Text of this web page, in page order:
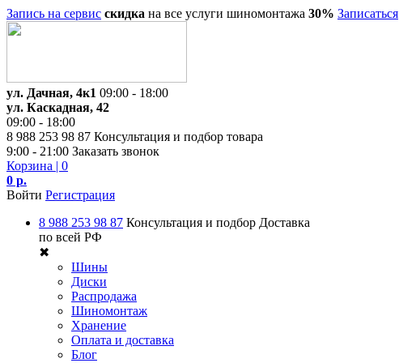
Запись на сервис скидка на все услуги шиномонтажа 30% Записаться
ул. Дачная, 4к1 09:00 - 18:00
ул. Каскадная, 42
09:00 - 18:00
8 988 253 98 87 Консультация и подбор товара
9:00 - 21:00 Заказать звонок
Корзина | 0
0 р.
Войти Регистрация
8 988 253 98 87 Консультация и подбор Доставка
по всей РФ
✖
Шины
Диски
Распродажа
Шиномонтаж
Хранение
Оплата и доставка
Блог